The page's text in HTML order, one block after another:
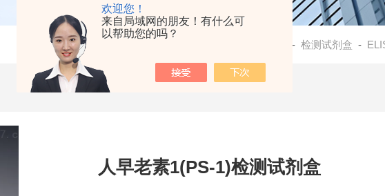
欢迎您！
来自局域网的朋友！有什么可
以帮助您的吗？
- 检测试剂盒 -
人早老素1(PS-1)检测试剂盒